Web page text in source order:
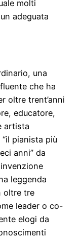
molti
adeguata
una
che ha
oltre trent’anni
educatore,
artista
pianista più
anni” da
leggenda
oltre tre
leader o co-
elogi da